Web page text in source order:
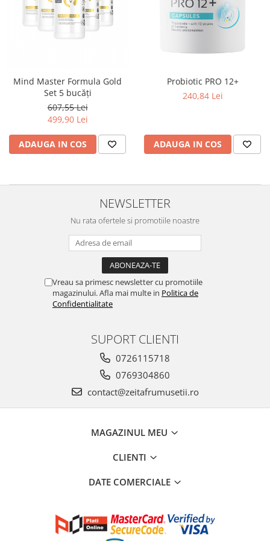
LR LIFETAKT Vital Care
LR ZEITGARD PRODUSE DE
ÎNFRUMUSEȚARE
ÎMBĂTRÂNIRE
LR ZEITGARD SISTEMUL DE
CURĂŢARE
LR ZEITGARD ÎNGRIJIRE SPECIALĂ
LR ZEITGARD ÎNGRIJIREA TENULUI
PROTECŢIE SOLARĂ
ÎNGRIJIRE DENTARĂ
ÎNGRIJIRE PENTRU BĂRBAŢI
ÎNGRIJIREA & CURĂŢAREA
Mind Master Formula Gold
Set 5 bucăți
607,55 Lei
499,90 Lei
ADAUGA IN COS
Probiotic PRO 12+
240,84 Lei
ADAUGA IN COS
NEWSLETTER
Nu rata ofertele si promotiile noastre
Vreau sa primesc newsletter cu promotiile
magazinului. Afla mai multe in Politica de
Confidentialitate
SUPORT CLIENTI
0726115718
0769304860
contact@zeitafrumusetii.ro
MAGAZINUL MEU
CLIENTI
DATE COMERCIALE